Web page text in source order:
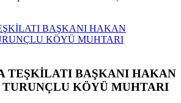
BAŞKANI HAKAN
KÖYÜ MUHTARI
TEŞKİLATI BAŞKANI HAKAN
TURUNÇLU KÖYÜ MUHTARI